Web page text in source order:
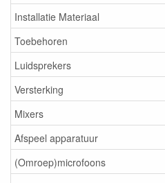
Installatie Materiaal
Toebehoren
Luidsprekers
Versterking
Mixers
Afspeel apparatuur
(Omroep)microfoons